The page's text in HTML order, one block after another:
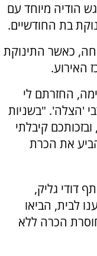
הודיה מיוחד עם
בת החודשיים.
כאשר התינוקת
האירוע.
החזרתם לי
'הצלה'. "בשניות
קיבלתי
את הכרת
דודי גליק,
לבית, הביאו
הכרה ללא